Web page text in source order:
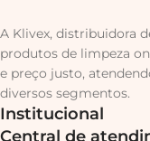
A Klivex, distribuidora
produtos de limpeza
e preço justo,
diversos segmentos.
Institucional
Central de